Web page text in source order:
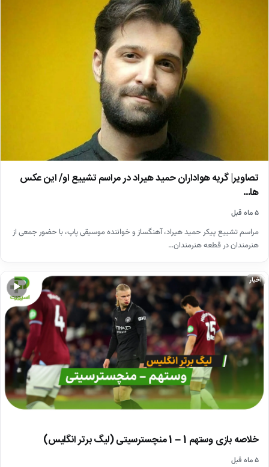
تصاویر| گریه هواداران حمید هیراد در مراسم تشییع او/ این عکس
ها…
۵ ماه قبل
مراسم تشییع پیکر حمید هیراد، آهنگساز و خواننده موسیقی پاپ، با حضور جمعی از
هنرمندان در قطعه هنرمندان…
▶
اخبار
خلاصه بازی وستهم 1 – 1 منچسترسیتی (لیگ برتر انگلیس)
۵ ماه قبل